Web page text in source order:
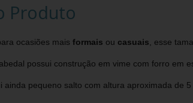
Produto
ocasiões mais formais ou casuais, esse
possui construção em vime com forro em
ainda pequeno salto com altura aproximada de